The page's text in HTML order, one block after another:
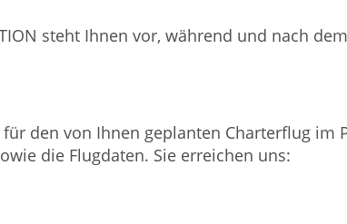
steht Ihnen vor, während und nach
den von Ihnen geplanten Charterflug im
die Flugdaten. Sie erreichen uns: